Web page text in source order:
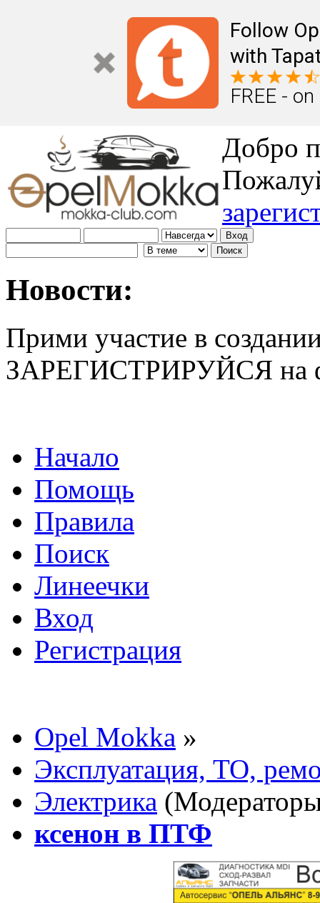
Follow
with
FREE -
Добро
Новости:
Прими участие в
ЗАРЕГИСТРИРУЙСЯ на
Начало
Помощь
Правила
Поиск
Линеечки
Вход
Регистрация
Opel Mokka »
Эксплуатация, ТО,
Электрика
ксенон в ПТФ